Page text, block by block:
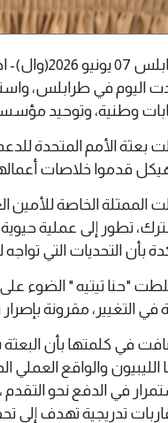
طرابلس
اليوم في طرابلس،
وطنية، وتوحيد
بعثة الأمم المتحدة
قدموا خلاصات
الممثلة الخاصة للأمين
تطور إلى عملية
بأن التحديات التي
"حنا تيتيه " الضوء
في التغيير، مقرونة
في كلمتها بأن
الليبيون والواقع
في الدفع نحو
تدريجية تهدف إلى